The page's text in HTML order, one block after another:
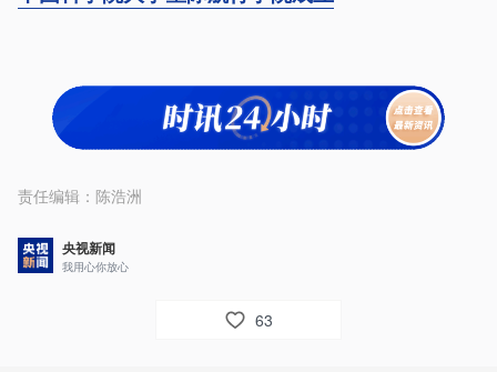
责任编辑： 陈浩洲
央视新闻
我用心你放心
63